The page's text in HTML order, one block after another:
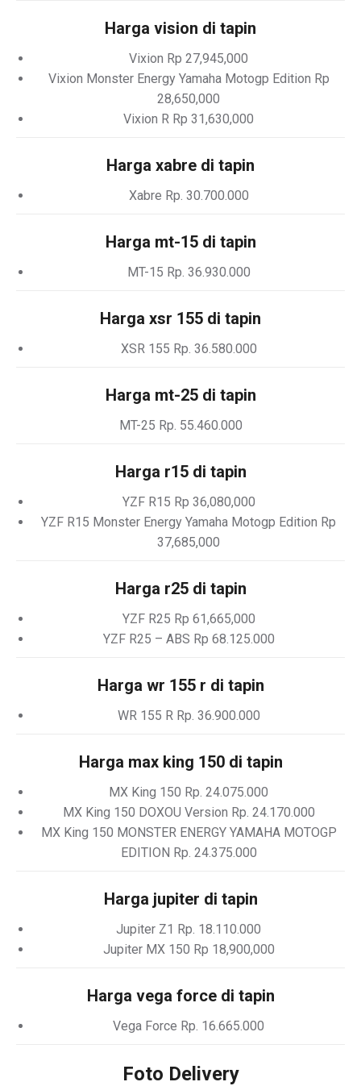
Harga vision di tapin
Vixion Rp 27,945,000
Vixion Monster Energy Yamaha Motogp Edition Rp
28,650,000
Vixion R Rp 31,630,000
Harga xabre di tapin
Xabre Rp. 30.700.000
Harga mt-15 di tapin
MT-15 Rp. 36.930.000
Harga xsr 155 di tapin
XSR 155 Rp. 36.580.000
Harga mt-25 di tapin
MT-25 Rp. 55.460.000
Harga r15 di tapin
YZF R15 Rp 36,080,000
YZF R15 Monster Energy Yamaha Motogp Edition Rp
37,685,000
Harga r25 di tapin
YZF R25 Rp 61,665,000
YZF R25 – ABS Rp 68.125.000
Harga wr 155 r di tapin
WR 155 R Rp. 36.900.000
Harga max king 150 di tapin
MX King 150 Rp. 24.075.000
MX King 150 DOXOU Version Rp. 24.170.000
MX King 150 MONSTER ENERGY YAMAHA MOTOGP
EDITION Rp. 24.375.000
Harga jupiter di tapin
Jupiter Z1 Rp. 18.110.000
Jupiter MX 150 Rp 18,900,000
Harga vega force di tapin
Vega Force Rp. 16.665.000
Foto Delivery